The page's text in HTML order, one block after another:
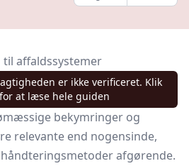
affaldssystemer
er ikke verificeret. Klik
at læse hele guiden
bekymringer og
relevante end nogensinde,
afgørende.